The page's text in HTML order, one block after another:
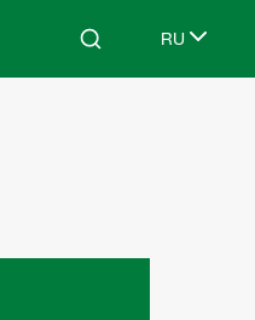
Search RU
Select